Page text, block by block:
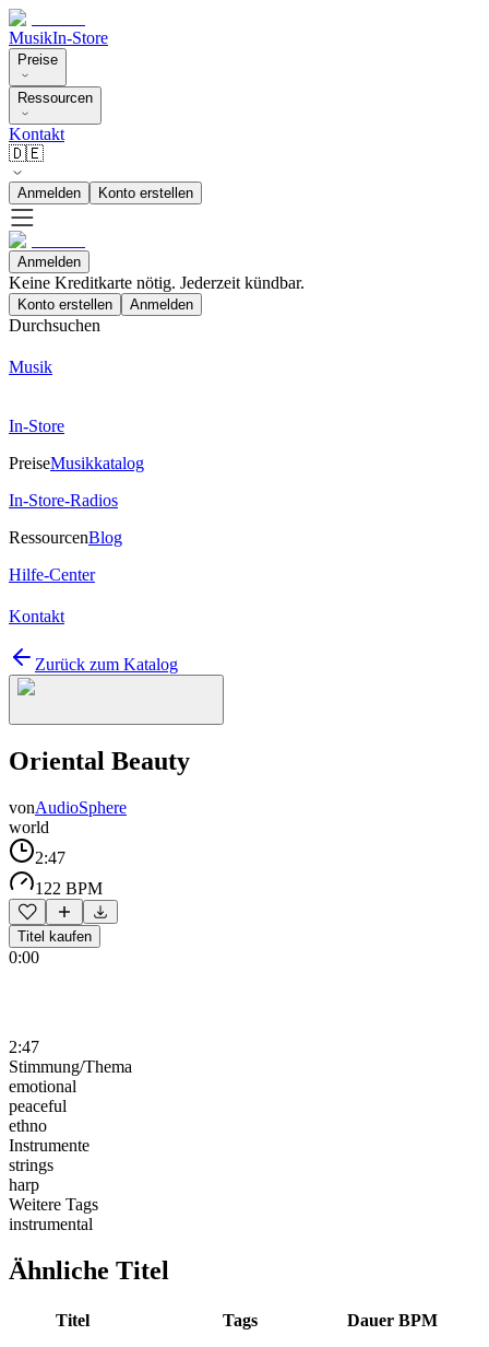
MusikIn-Store
Preise
Ressourcen
Kontakt
🇩🇪
Anmelden Konto erstellen
Anmelden
Keine Kreditkarte nötig. Jederzeit kündbar.
Konto erstellen Anmelden
Durchsuchen
Musik
In-Store
PreiseMusikkatalog
In-Store-Radios
RessourcenBlog
Hilfe-Center
Kontakt
Zurück zum Katalog
Oriental Beauty
vonAudioSphere
world
2:47
122 BPM
Titel kaufen
0:00
2:47
Stimmung/Thema
emotional
peaceful
ethno
Instrumente
strings
harp
Weitere Tags
instrumental
Ähnliche Titel
Titel Tags Dauer BPM